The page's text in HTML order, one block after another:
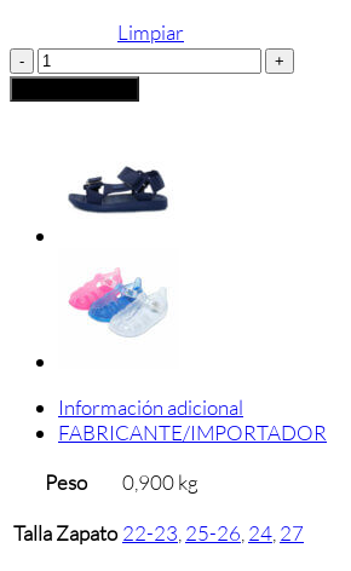
Limpiar
SANDALIA
BAÑO
CALIFORNIANA
Información adicional
FABRICANTE/IMPORTADOR
Peso
0,900 kg
Talla Zapato 22-23,25-26,24,27